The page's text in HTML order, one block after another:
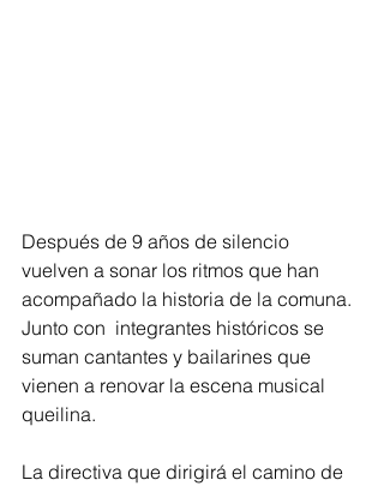
Después de 9 años de silencio
vuelven a sonar los ritmos que han
acompañado la historia de la comuna.
Junto con  integrantes históricos se
suman cantantes y bailarines que
vienen a renovar la escena musical
queilina.
La directiva que dirigirá el camino de